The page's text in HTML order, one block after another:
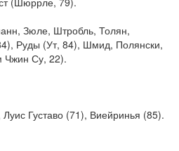
Зюле, Штробль, Толян,
Руды (Ут, 84), Шмид, Полянски,
Чжин Су, 22).
Густаво (71), Виейринья (85).